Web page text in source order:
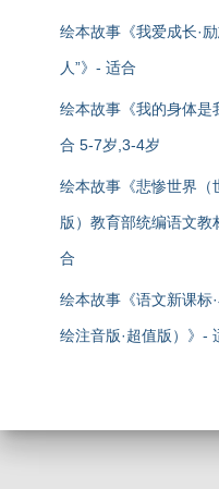
绘本故事《我爱成长·
人”》- 适合
绘本故事《我的身体
合 5-7岁,3-4岁
绘本故事《悲惨世界（
版）教育部统编语文
合
绘本故事《语文新课标
绘注音版·超值版）》-